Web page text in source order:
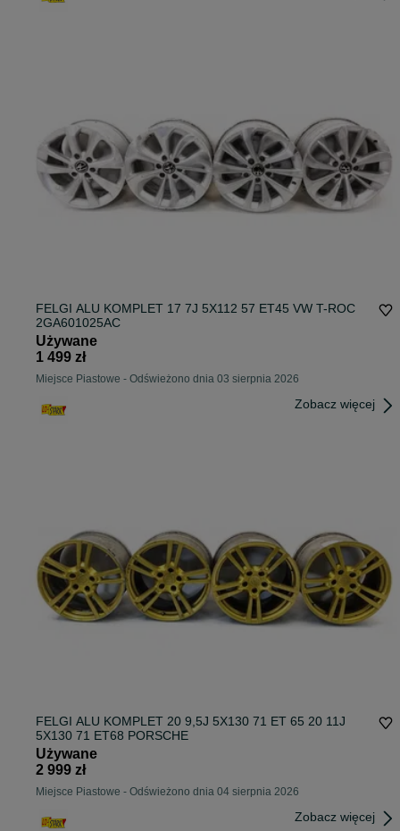
FELGI ALU KOMPLET 17 7J 5X112 57 ET45 VW T-ROC
2GA601025AC
Używane
1 499 zł
Miejsce Piastowe - Odświeżono dnia 03 sierpnia 2026
Zobacz więcej
FELGI ALU KOMPLET 20 9,5J 5X130 71 ET 65 20 11J
5X130 71 ET68 PORSCHE
Używane
2 999 zł
Miejsce Piastowe - Odświeżono dnia 04 sierpnia 2026
Zobacz więcej